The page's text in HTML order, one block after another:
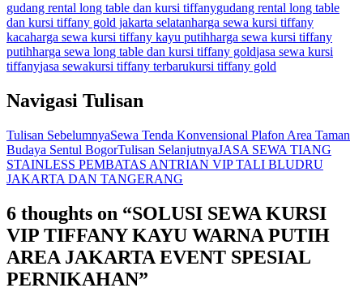
gudang rental long table dan kursi tiffanygudang rental long table
dan kursi tiffany gold jakarta selatanharga sewa kursi tiffany
kacaharga sewa kursi tiffany kayu putihharga sewa kursi tiffany
putihharga sewa long table dan kursi tiffany goldjasa sewa kursi
tiffanyjasa sewakursi tiffany terbarukursi tiffany gold
Navigasi Tulisan
Tulisan SebelumnyaSewa Tenda Konvensional Plafon Area Taman
Budaya Sentul BogorTulisan SelanjutnyaJASA SEWA TIANG
STAINLESS PEMBATAS ANTRIAN VIP TALI BLUDRU
JAKARTA DAN TANGERANG
6 thoughts on “SOLUSI SEWA KURSI
VIP TIFFANY KAYU WARNA PUTIH
AREA JAKARTA EVENT SPESIAL
PERNIKAHAN”